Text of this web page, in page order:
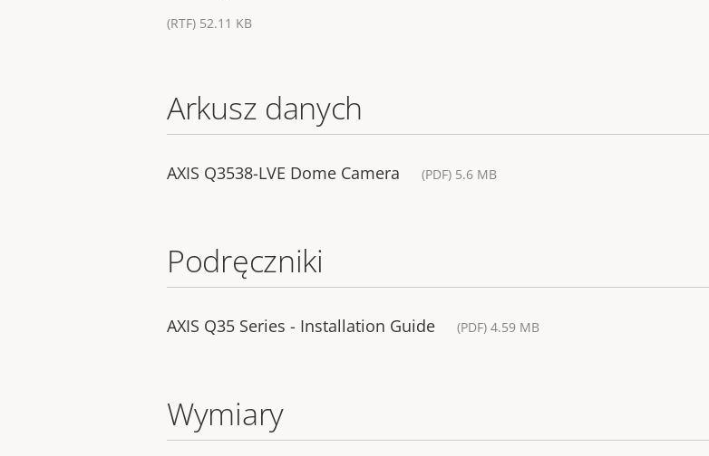
(RTF) 52.11 KB
Arkusz danych
AXIS Q3538-LVE Dome Camera (PDF) 5.6 MB
Podręczniki
AXIS Q35 Series - Installation Guide (PDF) 4.59 MB
Wymiary